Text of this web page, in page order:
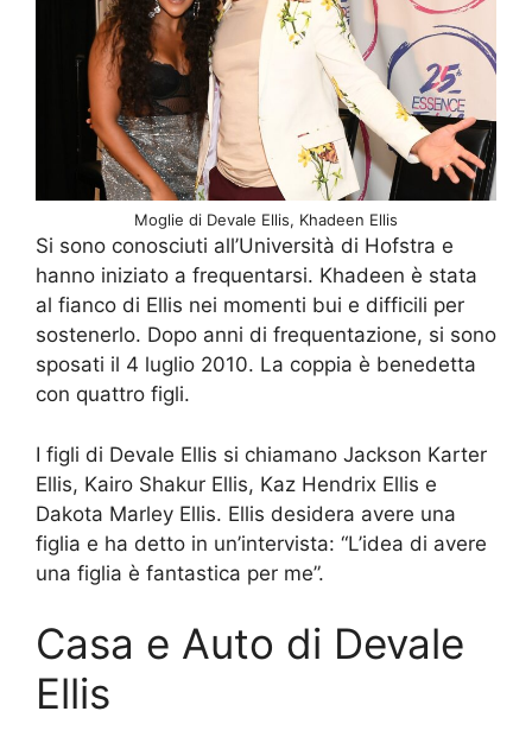
Moglie di Devale Ellis, Khadeen Ellis
Si sono conosciuti all’Università di Hofstra e
hanno iniziato a frequentarsi. Khadeen è stata
al fianco di Ellis nei momenti bui e difficili per
sostenerlo. Dopo anni di frequentazione, si sono
sposati il 4 luglio 2010. La coppia è benedetta
con quattro figli.
I figli di Devale Ellis si chiamano Jackson Karter
Ellis, Kairo Shakur Ellis, Kaz Hendrix Ellis e
Dakota Marley Ellis. Ellis desidera avere una
figlia e ha detto in un’intervista: “L’idea di avere
una figlia è fantastica per me”.
Casa e Auto di Devale
Ellis